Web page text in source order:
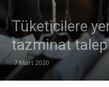
Tüketicilere
tazminat
7 Mart 2020